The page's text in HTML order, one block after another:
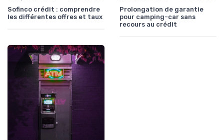
Sofinco crédit : comprendre
les différentes offres et taux
Prolongation de garantie
pour camping-car sans
recours au crédit